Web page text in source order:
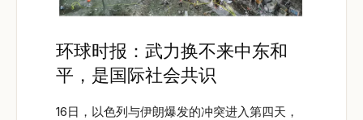
环球时报：武力换不来中东和
平，是国际社会共识
16日，以色列与伊朗爆发的冲突进入第四天，